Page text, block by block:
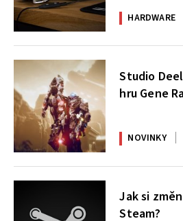
HARDWARE
Studio
hru Gene
NOVINKY
Jak si
Steam?